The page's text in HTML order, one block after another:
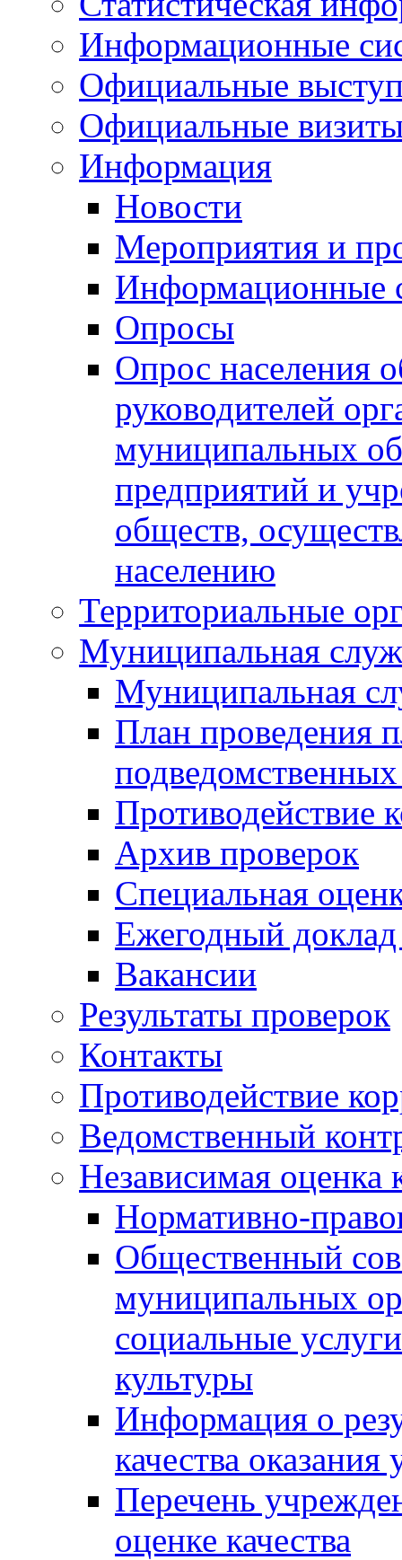
Информационные
Официальные
Официальные
Информация
Новости
Мероприятия и
Информационные
Опросы
Опрос населения
руководителей
муниципальных
предприятий и
обществ,
населению
Территориальные
Муниципальная
Муниципальная
План проведения
Противодействие
Архив проверок
Специальная
Ежегодный
Вакансии
Результаты проверок
Контакты
Противодействие
Ведомственный
Независимая оценка
Нормативно-
Общественный
муниципальных
социальные
культуры
Информация о
качества оказания
Перечень
оценке качества